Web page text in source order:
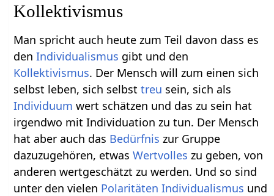
Kollektivismus
Man spricht auch heute zum Teil davon dass es
denIndividualismus gibt und den
Kollektivismus. Der Mensch will zum einen sich
selbst leben, sich selbsttreu sein, sich als
Individuum wert schätzen und das zu sein hat
irgendwo mit Individuation zu tun. Der Mensch
hat aber auch das Bedürfnis zur Gruppe
dazuzugehören, etwasWertvolles zu geben, von
anderen wertgeschätzt zu werden. Und so sind
unter den vielen Polaritäten Individualismus und